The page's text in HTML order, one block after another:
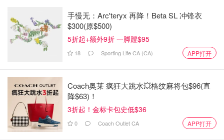
可以从航班号码免费查询具体航班行程状态和机型，还有历
史飞行记录等，甚至可以查看航班飞行的详情。
手慢无：Arc'teryx 再降！Beta SL 冲锋衣
$300(原$500)
5折起+额外9折 一脚蹬$95
18 Sporting Life CA (CA) APP打开
Coach奥莱 疯狂大跳水💥格纹麻将包$96(直
降$63)！
3折起！金标卡包史低$36
0 Coach Outlet CA APP打开